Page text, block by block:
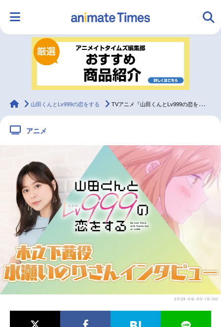
ランキング アニメ
ラジオ 映画
2.5次元 配信・Vtuber トレンド 無料マンガ
最新記事一覧
アニメ記事一覧 声優記事一覧
アニメ映画一覧
今期アニメ曜日別一覧
春アニメ 夏アニメ
男性声優/女性声優一覧
animateTimes
山田くんとLv999の恋をする TVアニメ『山田くんとLv999の恋をする』水瀬いのりインタビュー
アニメ
2023-06-30 16:00